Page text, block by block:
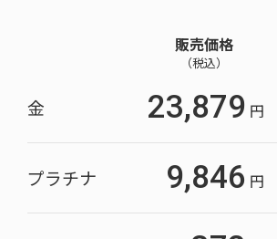
販売価格
（税込）
金 23,879 円
プラチナ 9,846 円